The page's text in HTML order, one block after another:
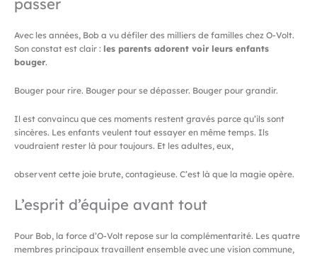
passer
Avec les années, Bob a vu défiler des milliers de familles chez O-Volt.
Son constat est clair : les parents adorent voir leurs enfants
bouger.
Bouger pour rire. Bouger pour se dépasser. Bouger pour grandir.
Il est convaincu que ces moments restent gravés parce qu’ils sont
sincères. Les enfants veulent tout essayer en même temps. Ils
voudraient rester là pour toujours. Et les adultes, eux,
observent cette joie brute, contagieuse. C’est là que la magie opère.
L’esprit d’équipe avant tout
Pour Bob, la force d’O-Volt repose sur la complémentarité. Les quatre
membres principaux travaillent ensemble avec une vision commune,